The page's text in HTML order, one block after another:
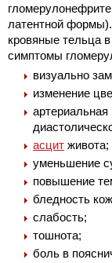
латентной
кровяные тельца
симптомы
визуально
изменение
асцит живота;
уменьшение
повышение
бледность
слабость;
тошнота;
боль в